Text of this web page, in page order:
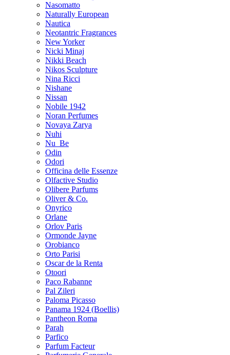
Nasomatto
Naturally European
Nautica
Neotantric Fragrances
New Yorker
Nicki Minaj
Nikki Beach
Nikos Sculpture
Nina Ricci
Nishane
Nissan
Nobile 1942
Noran Perfumes
Novaya Zarya
Nuhi
Nu_Be
Odin
Odori
Officina delle Essenze
Olfactive Studio
Olibere Parfums
Oliver & Co.
Onyrico
Orlane
Orlov Paris
Ormonde Jayne
Orobianco
Orto Parisi
Oscar de la Renta
Otoori
Paco Rabanne
Pal Zileri
Paloma Picasso
Panama 1924 (Boellis)
Pantheon Roma
Parah
Parfico
Parfum Facteur